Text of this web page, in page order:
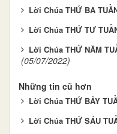
Lời Chúa THỨ BA
Lời Chúa THỨ TƯ
Lời Chúa THỨ NĂM
(05/07/2022)
Những tin cũ hơn
Lời Chúa THỨ BẢY
Lời Chúa THỨ SÁU